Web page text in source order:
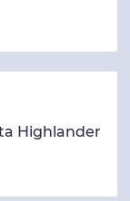
Highlander